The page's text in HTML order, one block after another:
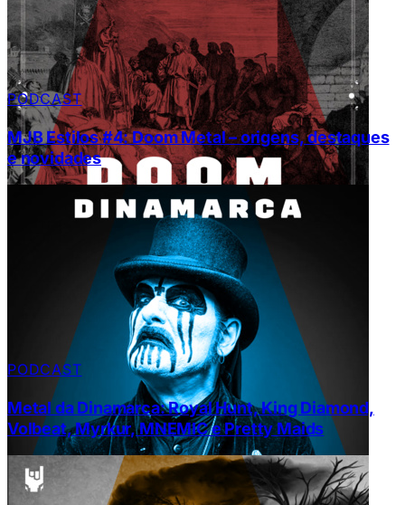
PODCAST
MJB Estilos #4: Doom Metal – origens, destaques
e novidades
PODCAST
Metal da Dinamarca: Royal Hunt, King Diamond,
Volbeat, Myrkur, MNEMIC e Pretty Maids